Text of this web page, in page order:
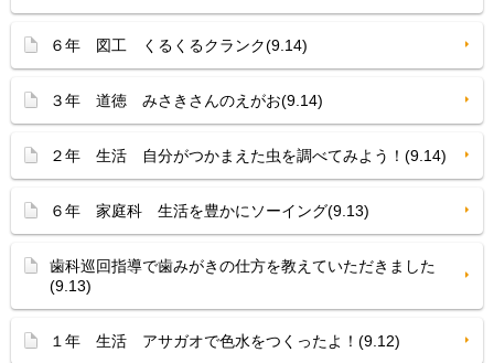
６年 図工 くるくるクランク(9.14)
３年 道徳 みさきさんのえがお(9.14)
２年 生活 自分がつかまえた虫を調べてみよう！(9.14)
６年 家庭科 生活を豊かにソーイング(9.13)
歯科巡回指導で歯みがきの仕方を教えていただきました
(9.13)
１年 生活 アサガオで色水をつくったよ！(9.12)